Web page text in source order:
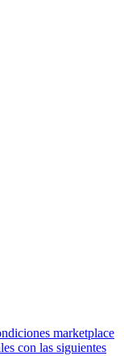
marketplace
con las siguientes